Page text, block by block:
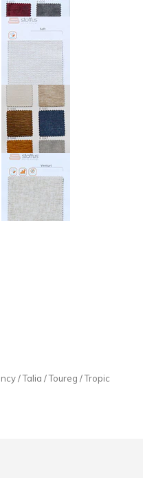
/ Talia / Toureg / Tropic